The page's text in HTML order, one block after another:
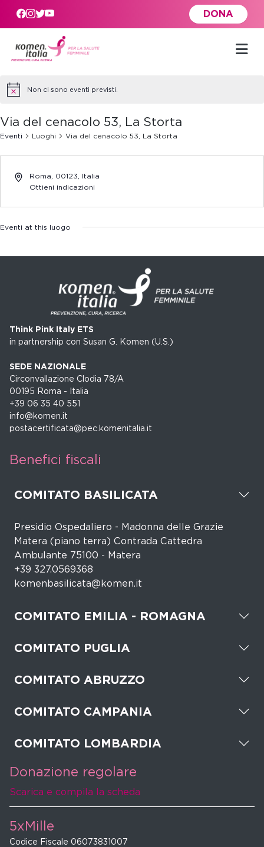
Skip to main content
DONA
Non ci sono eventi previsti.
Via del cenacolo 53, La Storta
Eventi Luoghi Via del cenacolo 53, La Storta
Roma, 00123, Italia
Ottieni indicazioni
Eventi at this luogo
Think Pink Italy ETS
in partnership con Susan G. Komen (U.S.)
SEDE NAZIONALE
Circonvallazione Clodia 78/A
00195 Roma - Italia
+39 06 35 40 551
info@komen.it
postacertificata@pec.komenitalia.it
Benefici fiscali
COMITATO BASILICATA
Presidio Ospedaliero - Madonna delle Grazie
Matera (piano terra) Contrada Cattedra
Ambulante 75100 - Matera
+39 327.0569368
komenbasilicata@komen.it
COMITATO EMILIA - ROMAGNA
COMITATO PUGLIA
COMITATO ABRUZZO
COMITATO CAMPANIA
COMITATO LOMBARDIA
Donazione regolare
Scarica e compila la scheda
5xMille
Codice Fiscale 06073831007